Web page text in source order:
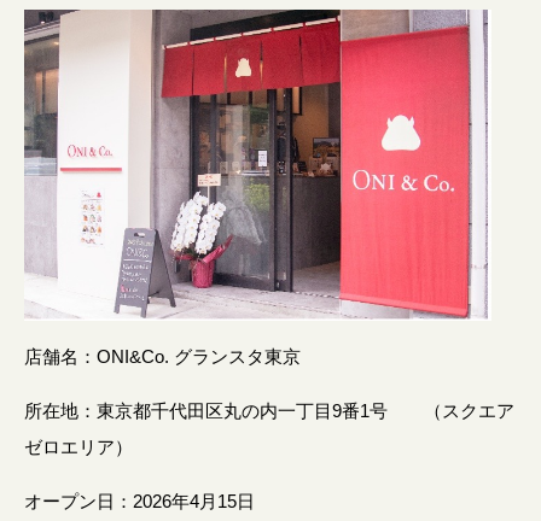
店舗名：ONI&Co. グランスタ東京
所在地：東京都千代田区丸の内一丁目9番1号 （スクエア
ゼロエリア）
オープン日：2026年4月15日